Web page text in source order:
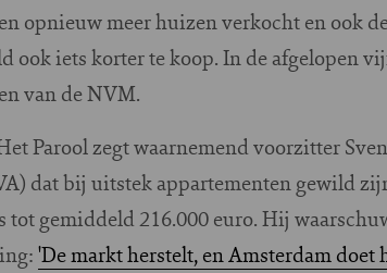
opnieuw meer huizen verkocht en ook
ook iets korter te koop. In de afgelopen
van de NVM.
Parool zegt waarnemend voorzitter
dat bij uitstek appartementen gewild
gemiddeld 216.000 euro. Hij
'De markt herstelt, en Amsterdam